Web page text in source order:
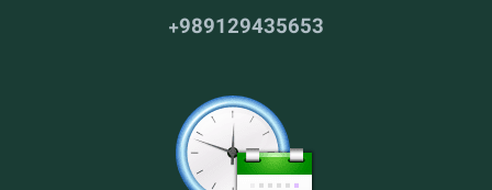
989129435653
+